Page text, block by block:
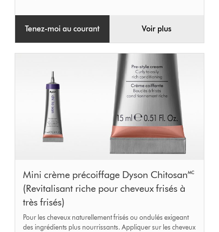
Tenez-moi au courant Voir plus
Mini crème précoiffage Dyson Chitosan🅪
(Revitalisant riche pour cheveux frisés à
très frisés)
Pour les cheveux naturellement frisés ou ondulés exigeant
des ingrédients plus nourrissants. Appliquer sur les cheveux